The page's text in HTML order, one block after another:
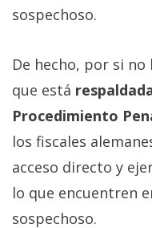
sospechoso.
De hecho, por si no
que está
Procedimiento
los fiscales
acceso directo y
lo que encuentren
sospechoso.